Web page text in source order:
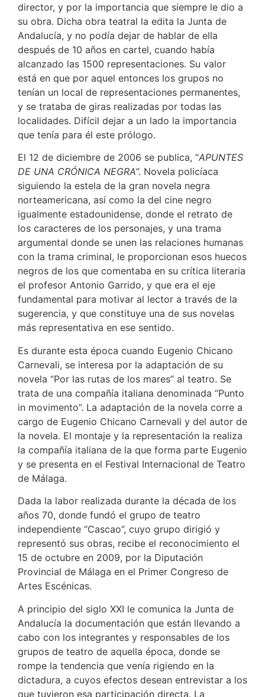
director, y por la importancia que siempre le dio a
su obra. Dicha obra teatral la edita la Junta de
Andalucía, y no podía dejar de hablar de ella
después de 10 años en cartel, cuando había
alcanzado las 1500 representaciones. Su valor
está en que por aquel entonces los grupos no
tenían un local de representaciones permanentes,
y se trataba de giras realizadas por todas las
localidades. Difícil dejar a un lado la importancia
que tenía para él este prólogo.
El 12 de diciembre de 2006 se publica, “APUNTES
DE UNA CRÓNICA NEGRA”. Novela policíaca
siguiendo la estela de la gran novela negra
norteamericana, así como la del cine negro
igualmente estadounidense, donde el retrato de
los caracteres de los personajes, y una trama
argumental donde se unen las relaciones humanas
con la trama criminal, le proporcionan esos huecos
negros de los que comentaba en su crítica literaria
el profesor Antonio Garrido, y que era el eje
fundamental para motivar al lector a través de la
sugerencia, y que constituye una de sus novelas
más representativa en ese sentido.
Es durante esta época cuando Eugenio Chicano
Carnevali, se interesa por la adaptación de su
novela “Por las rutas de los mares” al teatro. Se
trata de una compañía italiana denominada “Punto
in movimento”. La adaptación de la novela corre a
cargo de Eugenio Chicano Carnevali y del autor de
la novela. El montaje y la representación la realiza
la compañía italiana de la que forma parte Eugenio
y se presenta en el Festival Internacional de Teatro
de Málaga.
Dada la labor realizada durante la década de los
años 70, donde fundó el grupo de teatro
independiente “Cascao”, cuyo grupo dirigió y
representó sus obras, recibe el reconocimiento el
15 de octubre en 2009, por la Diputación
Provincial de Málaga en el Primer Congreso de
Artes Escénicas.
A principio del siglo XXI le comunica la Junta de
Andalucía la documentación que están llevando a
cabo con los integrantes y responsables de los
grupos de teatro de aquella época, donde se
rompe la tendencia que venía rigiendo en la
dictadura, a cuyos efectos desean entrevistar a los
que tuvieron esa participación directa. La